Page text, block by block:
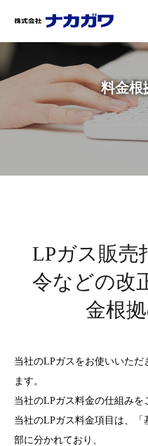
料金根
LPガス販売
令などの改
金根
当社のLPガスをお使いいた
ます。
当社のLPガス料金の仕組みを
当社のLPガス料金項目は、
部に分かれており、